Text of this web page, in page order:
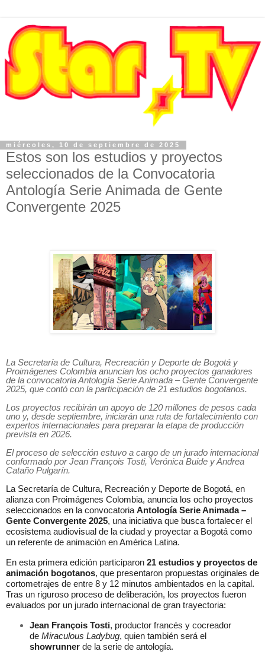
miércoles, 10 de septiembre de 2025
Estos son los estudios y proyectos
seleccionados de la Convocatoria
Antología Serie Animada de Gente
Convergente 2025
La Secretaría de Cultura, Recreación y Deporte de Bogotá y
Proimágenes Colombia anuncian los ocho proyectos ganadores
de la convocatoria Antología Serie Animada – Gente Convergente
2025, que contó con la participación de 21 estudios bogotanos.
Los proyectos recibirán un apoyo de 120 millones de pesos cada
uno y, desde septiembre, iniciarán una ruta de fortalecimiento con
expertos internacionales para preparar la etapa de producción
prevista en 2026.
El proceso de selección estuvo a cargo de un jurado internacional
conformado por Jean François Tosti, Verónica Buide y Andrea
Cataño Pulgarín.
La Secretaría de Cultura, Recreación y Deporte de Bogotá, en
alianza con Proimágenes Colombia, anuncia los ocho proyectos
seleccionados en la convocatoriaAntología Serie Animada –
Gente Convergente 2025, una iniciativa que busca fortalecer el
ecosistema audiovisual de la ciudad y proyectar a Bogotá como
un referente de animación en América Latina.
En esta primera edición participaron 21 estudios y proyectos de
animación bogotanos, que presentaron propuestas originales de
cortometrajes de entre 8 y 12 minutos ambientados en la capital.
Tras un riguroso proceso de deliberación, los proyectos fueron
evaluados por un jurado internacional de gran trayectoria:
Jean François Tosti, productor francés y cocreador
de Miraculous Ladybug, quien también será el
showrunnerde la serie de antología.